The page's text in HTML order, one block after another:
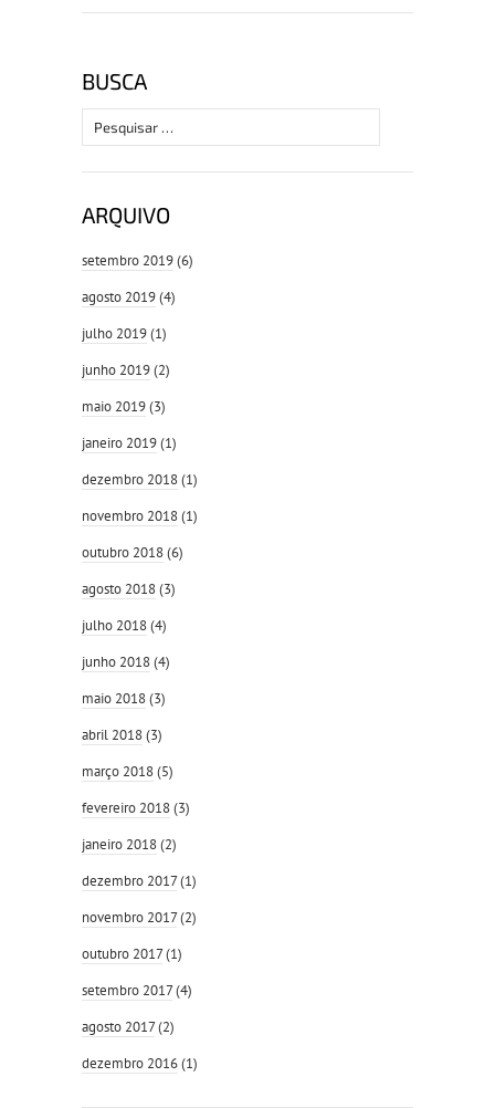
BUSCA
Pesquisar
por:
ARQUIVO
setembro 2019(6)
agosto 2019(4)
julho 2019(1)
junho 2019(2)
maio 2019(3)
janeiro 2019(1)
dezembro 2018(1)
novembro 2018(1)
outubro 2018(6)
agosto 2018(3)
julho 2018(4)
junho 2018(4)
maio 2018(3)
abril 2018(3)
março 2018(5)
fevereiro 2018(3)
janeiro 2018(2)
dezembro 2017(1)
novembro 2017(2)
outubro 2017(1)
setembro 2017(4)
agosto 2017(2)
dezembro 2016(1)